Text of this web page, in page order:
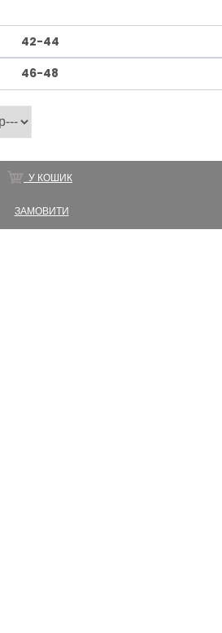
42-44
46-48
У КОШИК
ЗАМОВИТИ